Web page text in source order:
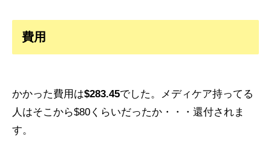
費用
かかった費用は$283.45でした。メディケア持ってる
人はそこから$80くらいだったか・・・還付されま
す。